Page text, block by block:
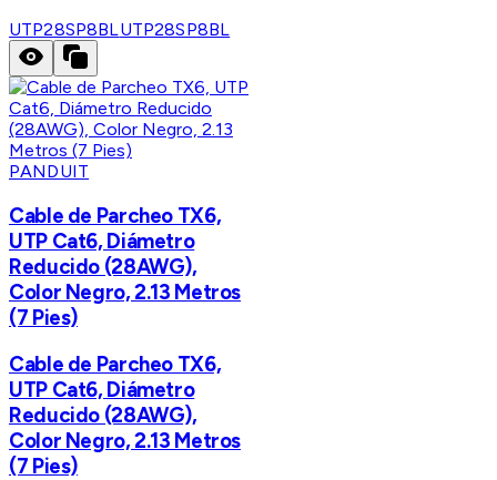
UTP28SP8BLUTP28SP8BL
PANDUIT
Cable de Parcheo TX6,
UTP Cat6, Diámetro
Reducido (28AWG),
Color Negro, 2.13 Metros
(7 Pies)
Cable de Parcheo TX6,
UTP Cat6, Diámetro
Reducido (28AWG),
Color Negro, 2.13 Metros
(7 Pies)